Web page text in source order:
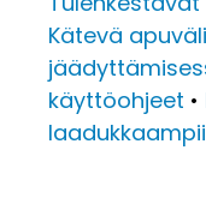
Kätevä
käyttöohjeet •